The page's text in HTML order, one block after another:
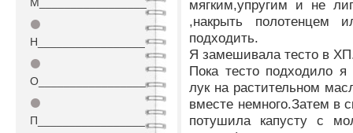
⚫
Н_________________
⚫
О_________________
⚫
П_________________
мягким,упругим и не
,накрыть полотенцем
подходить.
Я замешивала тесто в
Пока тесто подходило я
лук на растительном
вместе немного.Затем в
потушила капусту с